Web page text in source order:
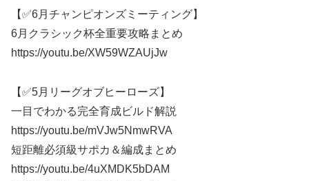
【✅6月チャンピオンズミーティング】
6月クラシック杯全重要攻略まとめ
https://youtu.be/XW59WZAUjJw
【✅5月リーグオブヒーローズ】
一目でわかる完全育成ビルド解説
https://youtu.be/mVJw5NmwRVA
短距離必須級サポカ＆編成まとめ
https://youtu.be/4uXMDK5bDAM